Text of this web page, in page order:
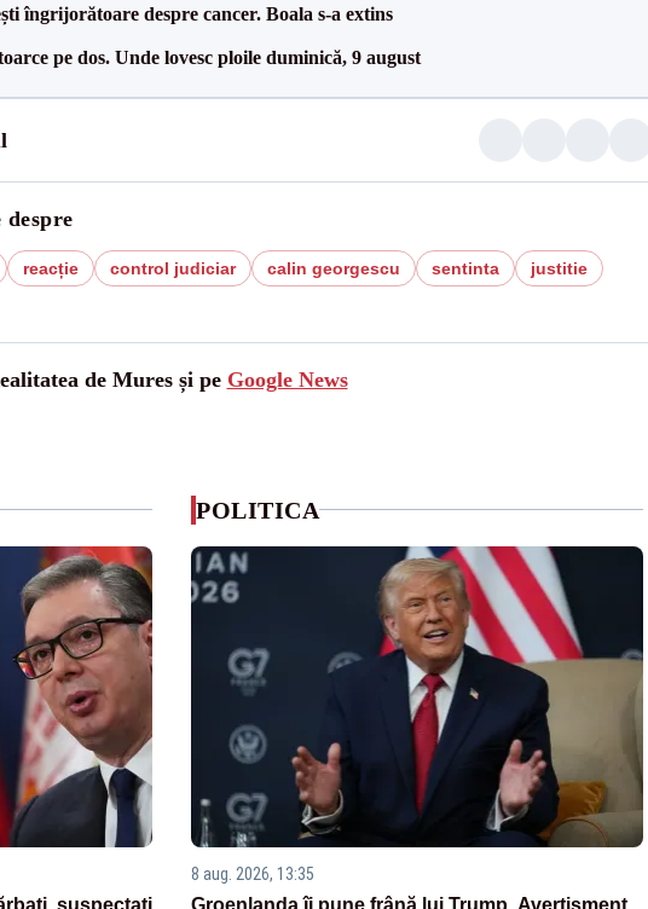
îngrijorătoare despre cancer. Boala s-a extins
pe dos. Unde lovesc ploile duminică, 9 august
reacție control judiciar calin georgescu sentinta
justitie
de Mures și pe Google News
suspectați
POLITICA
8 aug. 2026, 13:35
Groenlanda îi pune frână lui Trump. Avertisment